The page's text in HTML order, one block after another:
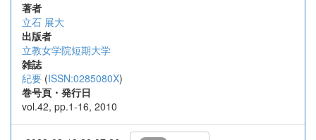
著者
立石 展大
出版者
立教女学院短期大学
雑誌
紀要 (ISSN:0285080X)
巻号頁・発行日
vol.42, pp.1-16, 2010